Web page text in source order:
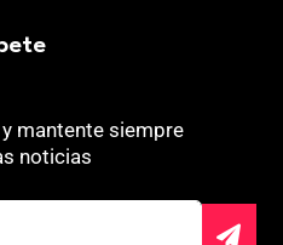
mantente siempre
noticias